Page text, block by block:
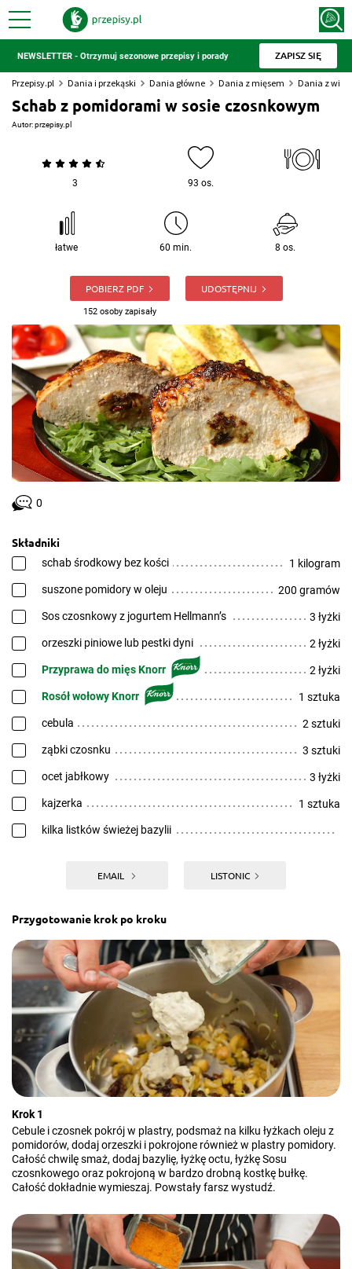
NEWSLETTER - Otrzymuj sezonowe przepisy i porady ZAPISZ SIĘ
Przepisy.pl Dania i przekąski Dania główne Dania z mięsem Dania z
Schab z pomidorami w sosie czosnkowym
Autor:przepisy.pl
3 93 os.
łatwe 60 min. 8 os.
POBIERZ PDF
152 osoby zapisały
UDOSTĘPNIJ
0
Składniki
schab środkowy bez kości 1 kilogram
suszone pomidory w oleju 200 gramów
Sos czosnkowy z jogurtem Hellmann’s 3 łyżki
orzeszki piniowe lub pestki dyni 2 łyżki
Przyprawa do mięs Knorr 2 łyżki
Rosół wołowy Knorr 1 sztuka
cebula 2 sztuki
ząbki czosnku 3 sztuki
ocet jabłkowy 3 łyżki
kajzerka 1 sztuka
kilka listków świeżej bazylii
EMAIL LISTONIC
Przygotowanie krok po kroku
Krok 1
Cebule i czosnek pokrój w plastry, podsmaż na kilku łyżkach oleju z
pomidorów, dodaj orzeszki i pokrojone również w plastry pomidory.
Całość chwilę smaż, dodaj bazylię, łyżkę octu, łyżkę Sosu
czosnkowego oraz pokrojoną w bardzo drobną kostkę bułkę.
Całość dokładnie wymieszaj. Powstały farsz wystudź.